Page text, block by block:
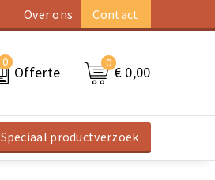
Over ons Contact
0
Offerte
0
€ 0,00
Speciaal productverzoek